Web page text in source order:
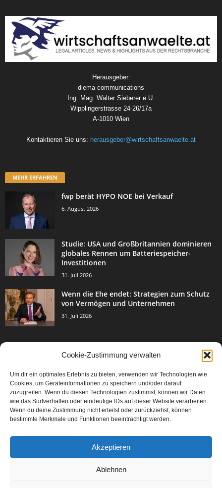
Cookie-Zustimmung verwalten
Um dir ein optimales Erlebnis zu bieten, verwenden wir Technologien wie
Cookies, um Geräteinformationen zu speichern und/oder darauf
zuzugreifen. Wenn du diesen Technologien zustimmst, können wir Daten
wie das Surfverhalten oder eindeutige IDs auf dieser Website verarbeiten.
Wenn du deine Zustimmung nicht erteilst oder zurückziehst, können
bestimmte Merkmale und Funktionen beeinträchtigt werden.
Akzeptieren
Ablehnen
Herausgeber:
diema communications
Ing. Mag. Walter Sieberer e.U.
Wipplingerstrasse 24-26/17a
A-1010 Wien
Kontaktieren Sie uns: herausgeber@wirtschaftsanwaelte.at
MEHR ERFAHREN
fwp berät HYPO NOE bei Verkauf
6. August 2026
Studie: USA und Großbritannien dominieren
globales Rennen um Batteriespeicher-
Investitionen
31. Juli 2026
Wenn die Ehe endet: Strategien zum Schutz
von Vermögen und Unternehmen
31. Juli 2026
Events & Success 3003
Breaking News 2067
Aktuelles
Featured Article
Karriere 567